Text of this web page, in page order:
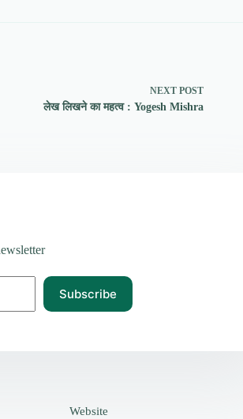
NEXT POST
लेख लिखने का महत्व : Yogesh Mishra
Subscribe
Website